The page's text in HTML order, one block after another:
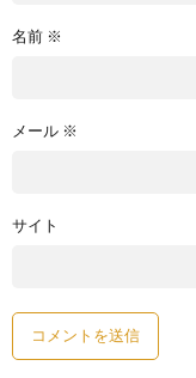
名前 ※
メール ※
サイト